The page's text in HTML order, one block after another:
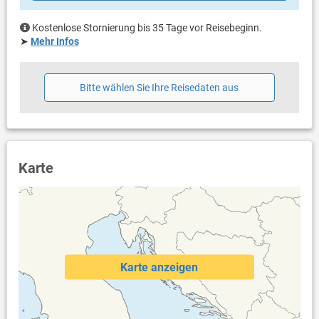
Waschmaschine in der Unterkunft
Internet per WLAN
Kostenlose Stornierung bis 35 Tage vor Reisebeginn.
➤ Mehr Infos
Bitte wählen Sie Ihre Reisedaten aus
Karte
Karte anzeigen